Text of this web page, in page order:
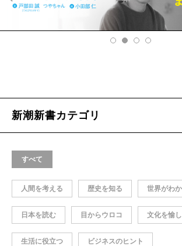
v
新潮新書カテゴリ
すべて
人間を考える 歴史を知る 世界がわ
日本を読む 目からウロコ 文化を愉
生活に役立つ ビジネスのヒント